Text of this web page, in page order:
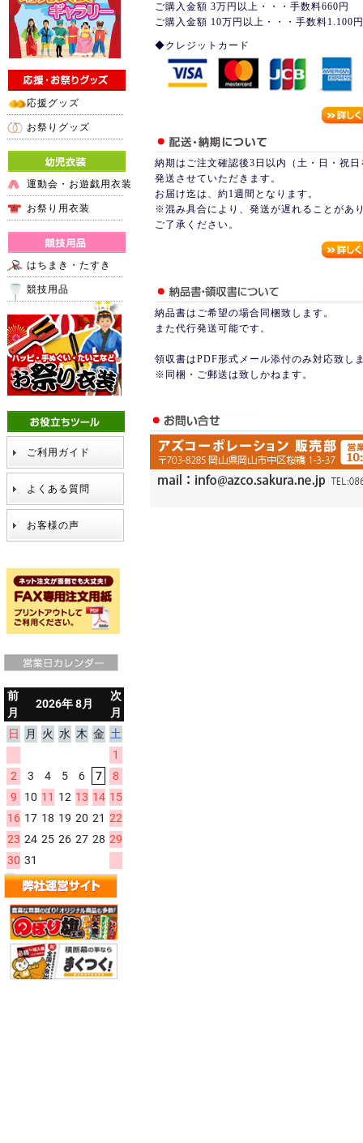
応援グッズ
お祭りグッズ
運動会・お遊戯用衣装
お祭り用衣装
はちまき・たすき
競技用品
ご利用ガイド
よくある質問
お客様の声
ご購入金額 3万円以上・・・手数料660円
ご購入金額 10万円以上・・・手数料1.100円
◆クレジットカード
納期はご注文確認後3日以内（土・日・祝
発送させていただきます。
お届け迄は、約1週間となります。
※混み具合により、発送が遅れることがあ
ご了承ください。
納品書はご希望の場合同梱致します。
また代行発送可能です。
領収書はPDF形式メール添付のみ対応致し
※同梱・ご郵送は致しかねます。